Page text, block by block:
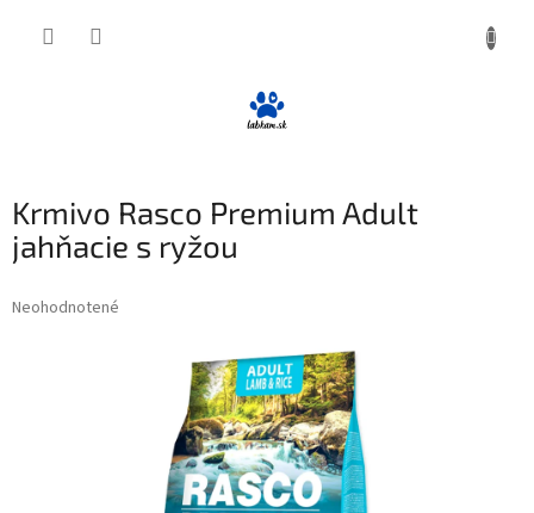
Krmivo Rasco Premium Adult
jahňacie s ryžou
Priemerné
Neohodnotené